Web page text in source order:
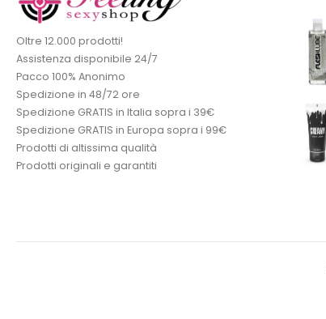
Oltre 12.000 prodotti!
Assistenza disponibile 24/7
Pacco 100% Anonimo
Spedizione in 48/72 ore
Spedizione GRATIS in Italia sopra i 39€
Spedizione GRATIS in Europa sopra i 99€
Prodotti di altissima qualità
Prodotti originali e garantiti